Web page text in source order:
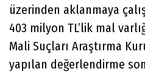
üzerinden aklanmaya
403 milyon TL’lik mal
Mali Suçları Araştırma
yapılan değerlendirme